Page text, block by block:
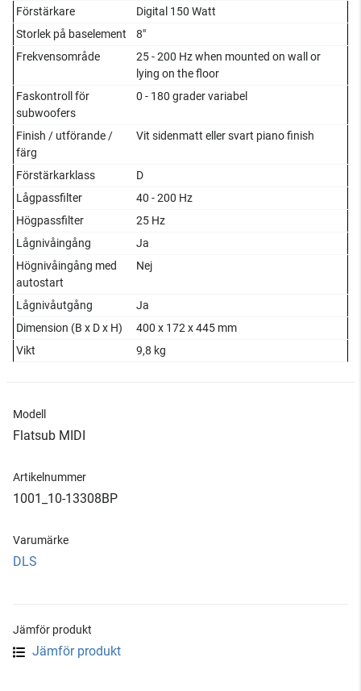
Förstärkare
Digital 150 Watt
Storlek på baselement
8"
Frekvensområde
25 - 200 Hz when mounted on wall or
lying on the floor
Faskontroll för
subwoofers
0 - 180 grader variabel
Finish / utförande /
färg
Vit sidenmatt eller svart piano finish
Förstärkarklass
D
Lågpassfilter
40 - 200 Hz
Högpassfilter
25 Hz
Lågnivåingång
Ja
Högnivåingång med
autostart
Nej
Lågnivåutgång
Ja
Dimension (B x D x H)
400 x 172 x 445 mm
Vikt
9,8 kg
Modell
Flatsub MIDI
Artikelnummer
1001_10-13308BP
Varumärke
DLS
Jämför produkt
Jämför produkt